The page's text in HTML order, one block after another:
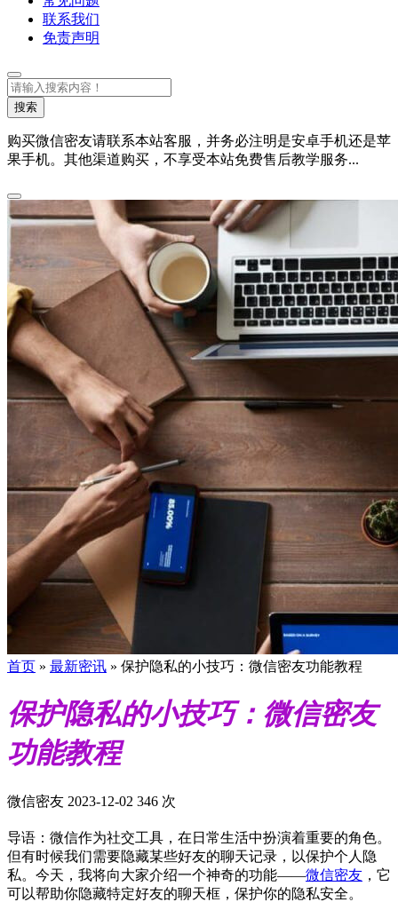
联系我们
免责声明
搜
索搜索
购买微信密友请联系本站客服，并务必注明是安卓手机还是苹
果手机。其他渠道购买，不享受本站免费售后教学服务...
首页 » 最新密讯 » 保护隐私的小技巧：微信密友功能教程
保护隐私的小技巧：微信密友
功能教程
微信密友 2023-12-02 346 次
导语：微信作为社交工具，在日常生活中扮演着重要的角色。
但有时候我们需要隐藏某些好友的聊天记录，以保护个人隐
私。今天，我将向大家介绍一个神奇的功能——微信密友 ，它
可以帮助你隐藏特定好友的聊天框，保护你的隐私安全。